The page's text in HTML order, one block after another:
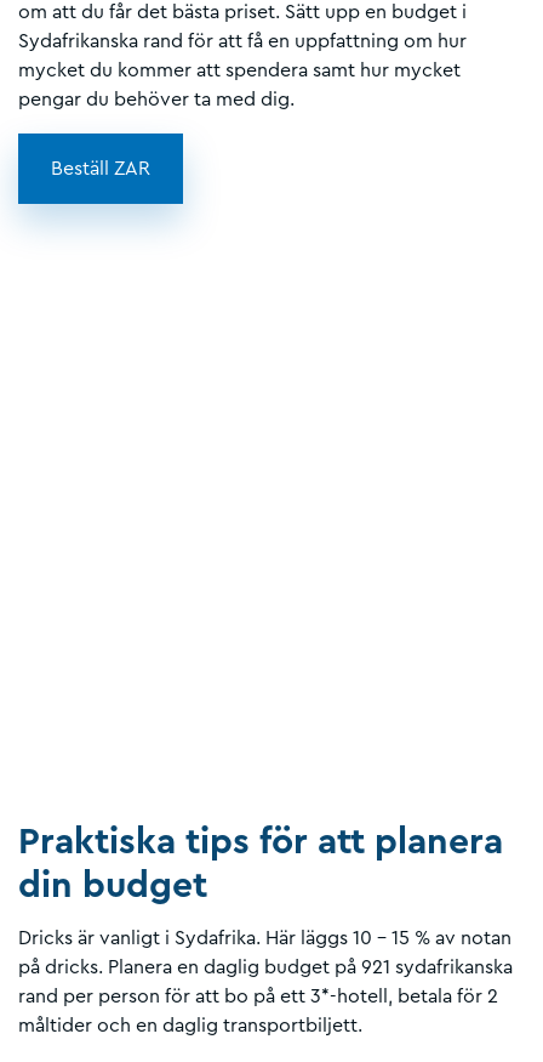
om att du får det bästa priset. Sätt upp en budget i
Sydafrikanska rand för att få en uppfattning om hur
mycket du kommer att spendera samt hur mycket
pengar du behöver ta med dig.
Beställ ZAR
Praktiska tips för att planera
din budget
Dricks är vanligt i Sydafrika. Här läggs 10 - 15 % av notan
på dricks. Planera en daglig budget på 921 sydafrikanska
rand per person för att bo på ett 3*-hotell, betala för 2
måltider och en daglig transportbiljett.